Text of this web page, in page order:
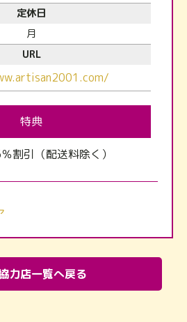
定休日
月
URL
特典
割引（配送料除く）
力店一覧へ戻る